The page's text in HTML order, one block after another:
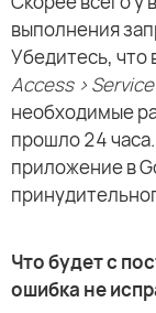
выполнения
Убедитесь, что
Access >
необходимые
прошло 24
приложение в
Что будет с
ошибка не